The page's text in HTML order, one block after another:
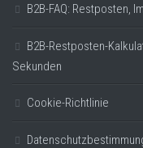
B2B-FAQ: Restposten,
B2B-Restposten-
Sekunden
Cookie-Richtlinie